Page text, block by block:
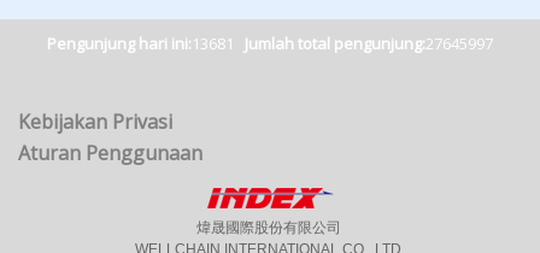
Pengunjung hari ini:13681 Jumlah total pengunjung:27645997
Kebijakan Privasi
Aturan Penggunaan
煒晟國際股份有限公司